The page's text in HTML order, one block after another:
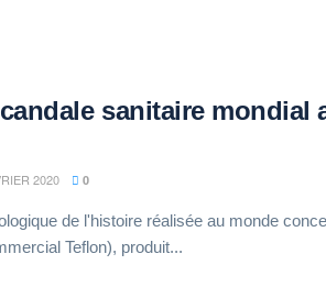
sanitaire mondial
2020 0
de l'histoire réalisée au monde
Teflon), produit...